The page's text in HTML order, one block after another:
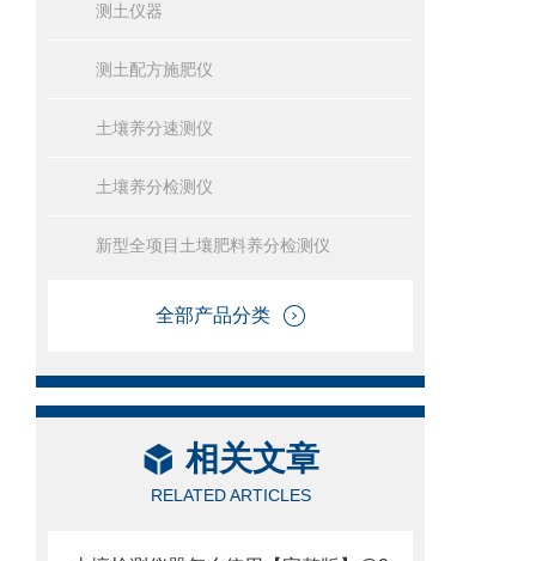
测土仪器
测土配方施肥仪
土壤养分速测仪
土壤养分检测仪
新型全项目土壤肥料养分检测仪
全部产品分类
相关文章
RELATED ARTICLES